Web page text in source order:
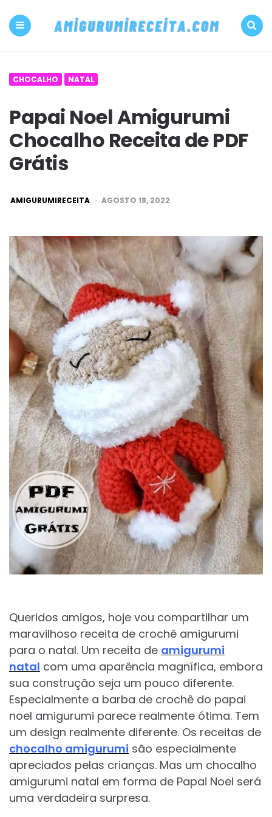
500+
Amigurumi
receita
grátis
CHOCALHO NATAL
Papai Noel Amigurumi
Chocalho Receita de PDF
Grátis
POSTED
BY
AMIGURUMIRECEITA AGOSTO 18, 2022
Queridos amigos, hoje vou compartilhar um
maravilhoso receita de crochê amigurumi
para o natal. Um receita de amigurumi
natal com uma aparência magnífica, embora
sua construção seja um pouco diferente.
Especialmente a barba de crochê do papai
noel amigurumi parece realmente ótima. Tem
um design realmente diferente. Os receitas de
chocalho amigurumi são especialmente
apreciados pelas crianças. Mas um chocalho
amigurumi natal em forma de Papai Noel será
uma verdadeira surpresa.